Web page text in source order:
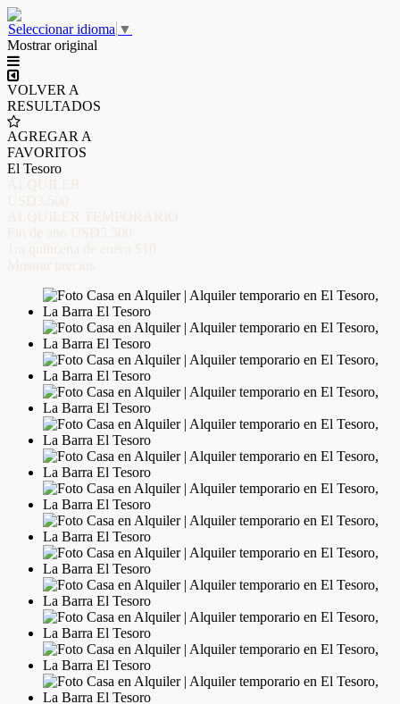
Seleccionar idioma ▼
Mostrar original
VOLVER A
RESULTADOS
AGREGAR A
FAVORITOS
El Tesoro
ALQUILER
USD3.500
ALQUILER TEMPORARIO
Fin de año USD5.500
1ra quincena de enero $10
Mostrar precios